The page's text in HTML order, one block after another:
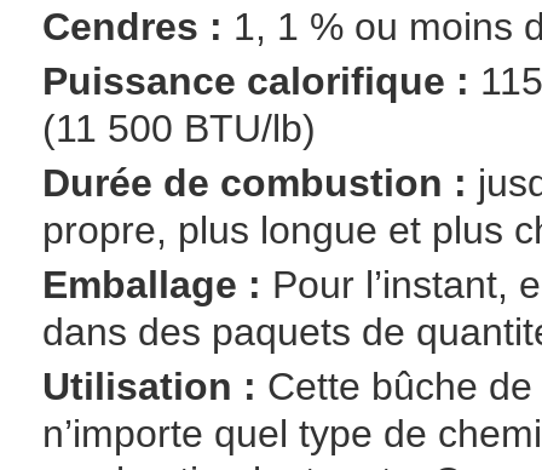
Cendres : 1, 1 % ou moins
Puissance calorifique :
(11 500 BTU/lb)
Durée de combustion :
propre, plus longue et plus
Emballage : Pour l’instant,
dans des paquets de
Utilisation : Cette bûche
n’importe quel type de